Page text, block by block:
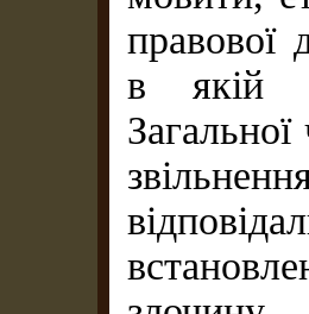
правової
в якій